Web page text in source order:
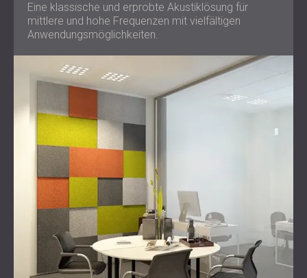
Eine klassische und erprobte Akustiklösung für
mittlere und hohe Frequenzen mit vielfältigen
Anwendungsmöglichkeiten.